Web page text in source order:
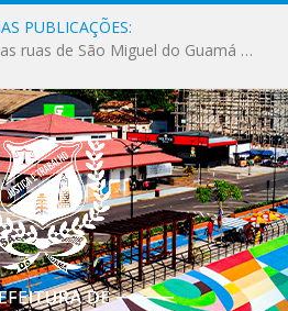
PUBLICAÇÕES:
Milhares de fiéis tomam as ruas de São Miguel do Guamá em uma grande celebração de fé na Marcha para Jesus 2026.